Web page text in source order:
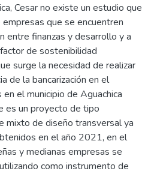
Cesar no existe un estudio que
que se encuentren
entre finanzas y desarrollo y a
de sostenibilidad
surge la necesidad de realizar
de la bancarización en el
el municipio de Aguachica
es un proyecto de tipo
mixto de diseño transversal ya
en el año 2021, en el
y medianas empresas se
como instrumento de